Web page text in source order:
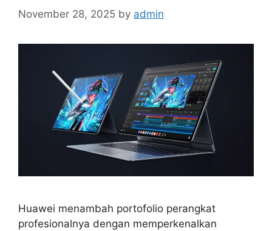
November 28, 2025 by admin
Huawei menambah portofolio perangkat
profesionalnya dengan memperkenalkan